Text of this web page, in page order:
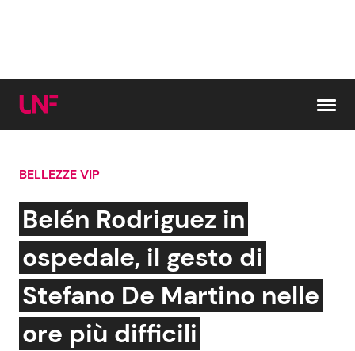
Cerca:
News e Cronaca
Attualità Italiana
Dal Mondo
Gossip e TV
Bellezze VIP
Coppie VIP
BELLEZZE VIP
Belén Rodriguez in
ospedale, il gesto di
Stefano De Martino nelle
ore più difficili